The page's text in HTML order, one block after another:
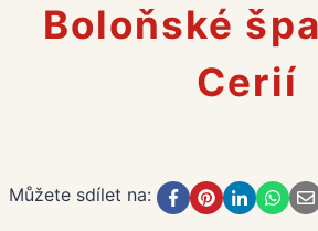
Boloňské
Cerií
Můžete sdílet na: